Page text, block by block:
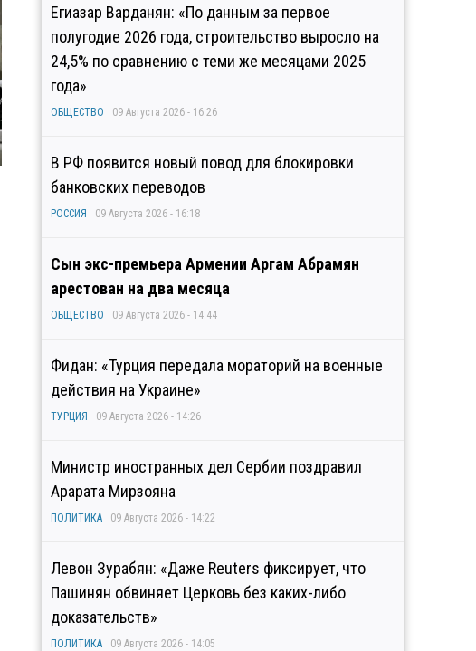
Егиазар Варданян: «По данным за первое
полугодие 2026 года, строительство выросло на
24,5% по сравнению с теми же месяцами 2025
года»
ОБЩЕСТВО 09 Августа 2026 - 16:26
В РФ появится новый повод для блокировки
банковских переводов
РОССИЯ 09 Августа 2026 - 16:18
Сын экс-премьера Армении Аргам Абрамян
арестован на два месяца
ОБЩЕСТВО 09 Августа 2026 - 14:44
Фидан: «Турция передала мораторий на военные
действия на Украине»
ТУРЦИЯ 09 Августа 2026 - 14:26
Министр иностранных дел Сербии поздравил
Арарата Мирзояна
ПОЛИТИКА 09 Августа 2026 - 14:22
Левон Зурабян: «Даже Reuters фиксирует, что
Пашинян обвиняет Церковь без каких-либо
доказательств»
ПОЛИТИКА 09 Августа 2026 - 14:05